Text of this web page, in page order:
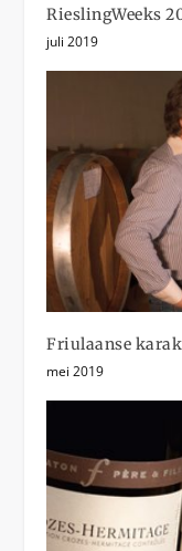
RieslingWeeks
juli 2019
Friulaanse
mei 2019